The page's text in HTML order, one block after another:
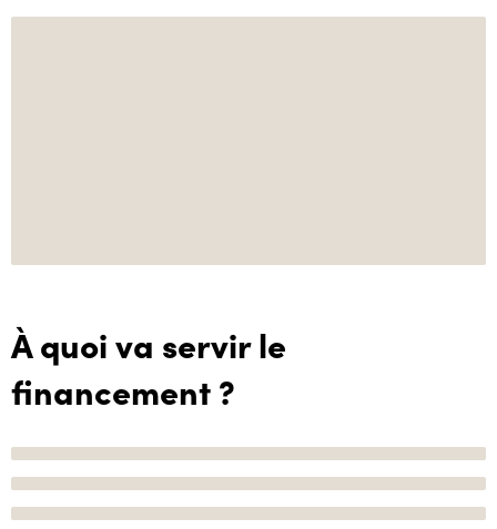
À quoi va servir le
financement ?